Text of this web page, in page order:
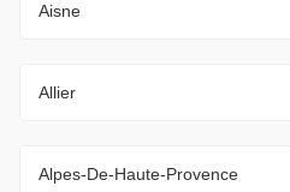
Aisne
Allier
Alpes-De-Haute-Provence